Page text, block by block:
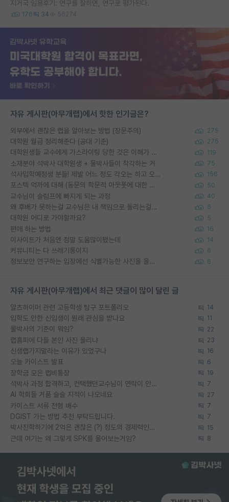
지거국 임용후기: 연구를 잘하면, 연구로 평가된다.
176 34 56274
자유 게시판(아무개랩)에서 핫한 인기글은?
외부에서 괜찮은 랩을 알아보는 방법 (장문주의) 275
대학원 월급 정리해준다 (공대 기준) 275
대학원생들 교수에게 가스라이팅 당한 것은 이해가 갑니다. 안타깝네요. 119
소재분야 석박사 대학원생 + 물박사들이 착각하는 거 75
석사입학예정생 분들! 제발 어느 정도 각오는 하고 오세요. 156
포스텍 억까에 대해 (동문의 학문적 아웃풋에 대한 반박) 50
교수님이 슬럼프에 빠지게 되는 과정 40
왜 후배가 못하는걸 교수님은 내 책임으로 돌리는걸까요? 6
대학원 어디로 가야할까요? 5
편애 하는 방법 16
이사이트가 처음엔 정말 도움많이됐는데 14
커뮤니티는 다 쓰레기통이지 6
정보보안 연구하는 입장에선 식별가능한 사진을 올리는건 비추이긴함 6
자유 게시판(아무개랩)에서 최근 댓글이 많이 달린 글
알츠하이머 관련 고등학생 탐구 포트폴리오 14
입학도 안한 신입생이 원래 관심을 받나요 11
물박사의 기준이 뭐임? 22
랩홈피에 다들 본인 사진 올리냐 23
신생랩가지말라는 이유가 있었구나 16
오늘 카이스트 발표 6
장학금 모은 랩비통장 19
석박사 과정 합격하고, 컨택했던교수님이 연락이 안됩니다... 7
AI 학회들 거품 슬슬 지적이 나오네요 27
카이스트 서류 전형 배수 7
DGIST 가는 방법 추천 부탁드립니다. 7
박사진학하기에 2억은 괜찮은 (?) 정도의 경제력인가요 15
근데 여기는 왜 그렇게 SPK를 물어보는거임? 8